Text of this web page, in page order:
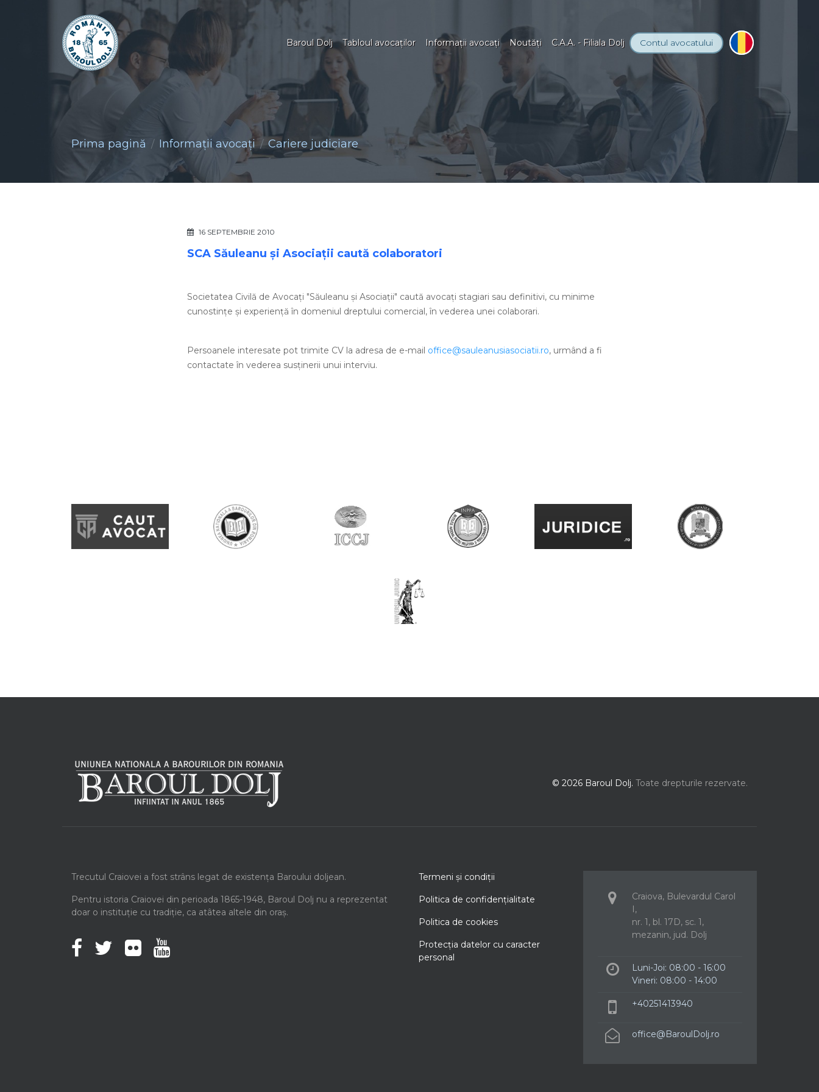
Baroul Dolj Tabloul avocaţilor Informaţii avocaţi Noutăţi C.A.A. - Filiala Dolj Contul avocatului
Prima pagină Informaţii avocaţi Cariere judiciare
16 SEPTEMBRIE 2010
SCA Săuleanu şi Asociaţii caută colaboratori
Societatea Civilă de Avocaţi "Săuleanu şi Asociaţii" caută avocaţi stagiari sau definitivi, cu minime
cunostinţe şi experienţă în domeniul dreptului comercial, în vederea unei colaborari.
Persoanele interesate pot trimite CV la adresa de e-mail office@sauleanusiasociatii.ro, urmând a fi
contactate în vederea susţinerii unui interviu.
© 2026 Baroul Dolj. Toate drepturile rezervate.
Trecutul Craiovei a fost strâns legat de existența Baroului doljean.
Pentru istoria Craiovei din perioada 1865-1948, Baroul Dolj nu a reprezentat
doar o instituție cu tradiție, ca atâtea altele din oraș.
Termeni şi condiţii
Politica de confidenţialitate
Politica de cookies
Protecţia datelor cu caracter
personal
Craiova, Bulevardul Carol
I,
nr. 1, bl. 17D, sc. 1,
mezanin, jud. Dolj
Luni-Joi: 08:00 - 16:00
Vineri: 08:00 - 14:00
+40251413940
office@BaroulDolj.ro